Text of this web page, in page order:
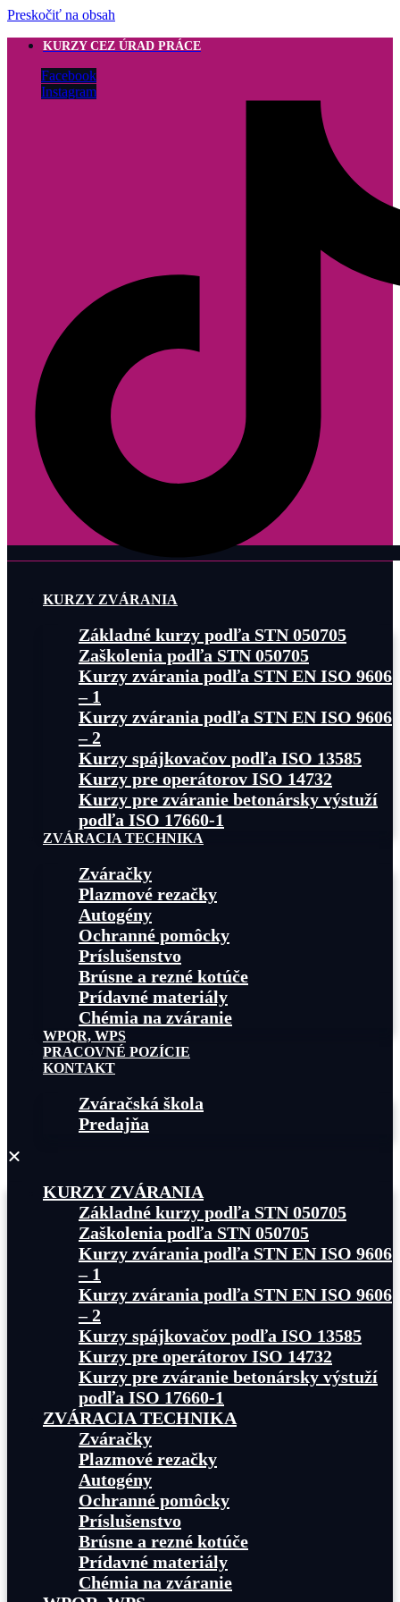
Preskočiť na obsah
KURZY CEZ ÚRAD PRÁCE
Facebook
Instagram
KURZY ZVÁRANIA
Základné kurzy podľa STN 050705
Zaškolenia podľa STN 050705
Kurzy zvárania podľa STN EN ISO 9606
– 1
Kurzy zvárania podľa STN EN ISO 9606
– 2
Kurzy spájkovačov podľa ISO 13585
Kurzy pre operátorov ISO 14732
Kurzy pre zváranie betonársky výstuží
podľa ISO 17660-1
ZVÁRACIA TECHNIKA
Zváračky
Plazmové rezačky
Autogény
Ochranné pomôcky
Príslušenstvo
Brúsne a rezné kotúče
Prídavné materiály
Chémia na zváranie
WPQR, WPS
PRACOVNÉ POZÍCIE
KONTAKT
Zváračská škola
Predajňa
KURZY ZVÁRANIA
Základné kurzy podľa STN 050705
Zaškolenia podľa STN 050705
Kurzy zvárania podľa STN EN ISO 9606
– 1
Kurzy zvárania podľa STN EN ISO 9606
– 2
Kurzy spájkovačov podľa ISO 13585
Kurzy pre operátorov ISO 14732
Kurzy pre zváranie betonársky výstuží
podľa ISO 17660-1
ZVÁRACIA TECHNIKA
Zváračky
Plazmové rezačky
Autogény
Ochranné pomôcky
Príslušenstvo
Brúsne a rezné kotúče
Prídavné materiály
Chémia na zváranie